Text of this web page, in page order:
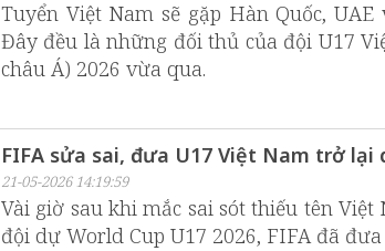
Tuyển Việt Nam sẽ gặp Hàn Quốc, UAE
Đây đều là những đối thủ của đội U17
châu Á) 2026 vừa qua.
FIFA sửa sai, đưa U17 Việt Nam trở lại
21-05-2026 14:19:59
Vài giờ sau khi mắc sai sót thiếu tên
đội dự World Cup U17 2026, FIFA đã